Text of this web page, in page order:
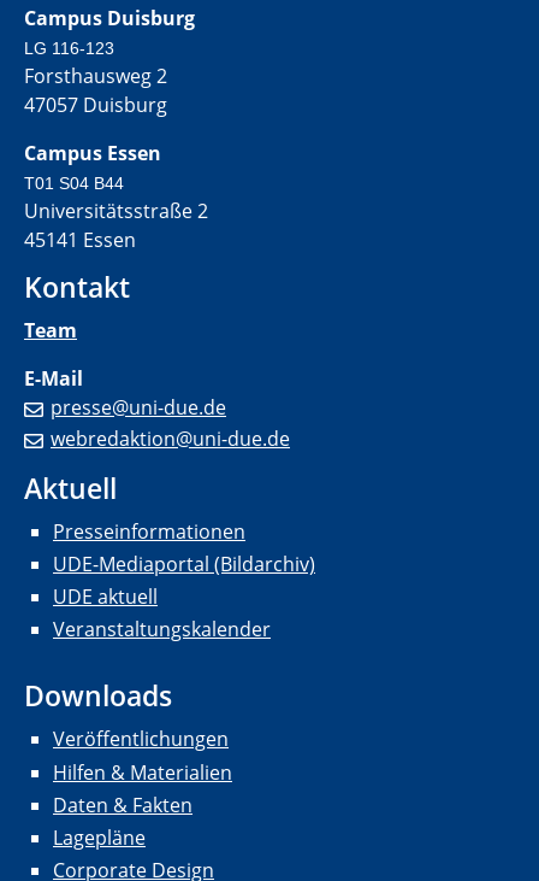
Campus Duisburg
LG 116-123
Forsthausweg 2
47057 Duisburg
Campus Essen
T01 S04 B44
Universitätsstraße 2
45141 Essen
Kontakt
Team
E-Mail
presse@uni-due.de
webredaktion@uni-due.de
Aktuell
Presseinformationen
UDE-Mediaportal (Bildarchiv)
UDE aktuell
Veranstaltungskalender
Downloads
Veröffentlichungen
Hilfen & Materialien
Daten & Fakten
Lagepläne
Corporate Design